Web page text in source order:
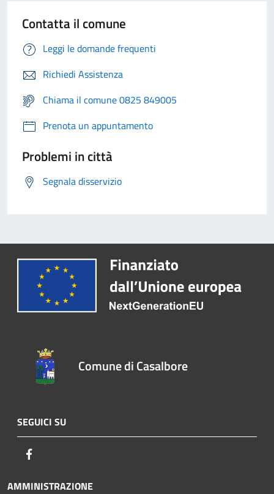
Contatta il comune
Leggi le domande frequenti
Richiedi Assistenza
Chiama il comune 0825 849005
Prenota un appuntamento
Problemi in città
Segnala disservizio
Comune di Casalbore
SEGUICI SU
AMMINISTRAZIONE